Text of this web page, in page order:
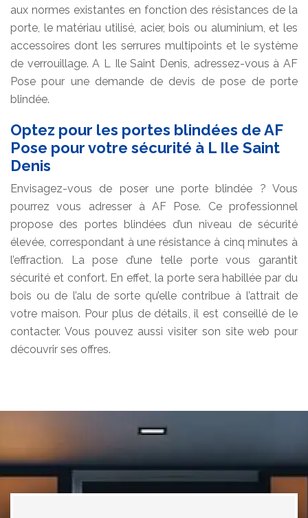
aux normes existantes en fonction des résistances de la
porte, le matériau utilisé, acier, bois ou aluminium, et les
accessoires dont les serrures multipoints et le système
de verrouillage. A L Ile Saint Denis, adressez-vous à AF
Pose pour une demande de devis de pose de porte
blindée.
Optez pour les portes blindées de AF
Pose pour votre sécurité à L Ile Saint
Denis
Envisagez-vous de poser une porte blindée ? Vous
pourrez vous adresser à AF Pose. Ce professionnel
propose des portes blindées d’un niveau de sécurité
élevée, correspondant à une résistance à cinq minutes à
l’effraction. La pose d’une telle porte vous garantit
sécurité et confort. En effet, la porte sera habillée par du
bois ou de l’alu de sorte qu’elle contribue à l’attrait de
votre maison. Pour plus de détails, il est conseillé de le
contacter. Vous pouvez aussi visiter son site web pour
découvrir ses offres.